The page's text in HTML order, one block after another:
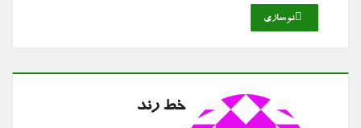
نوسازی
خط رند